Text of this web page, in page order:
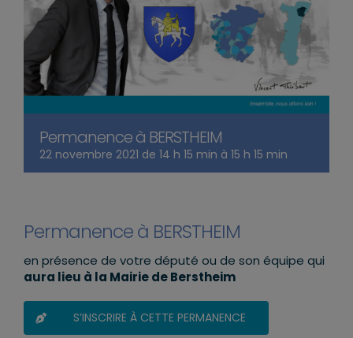
Permanence à BERSTHEIM
22 novembre 2021 de 14 h 15 min à 15 h 15 min
Permanence à BERSTHEIM
en présence de votre député ou de son équipe qui
aura lieu à la Mairie de Berstheim
S’INSCRIRE À CETTE PERMANENCE